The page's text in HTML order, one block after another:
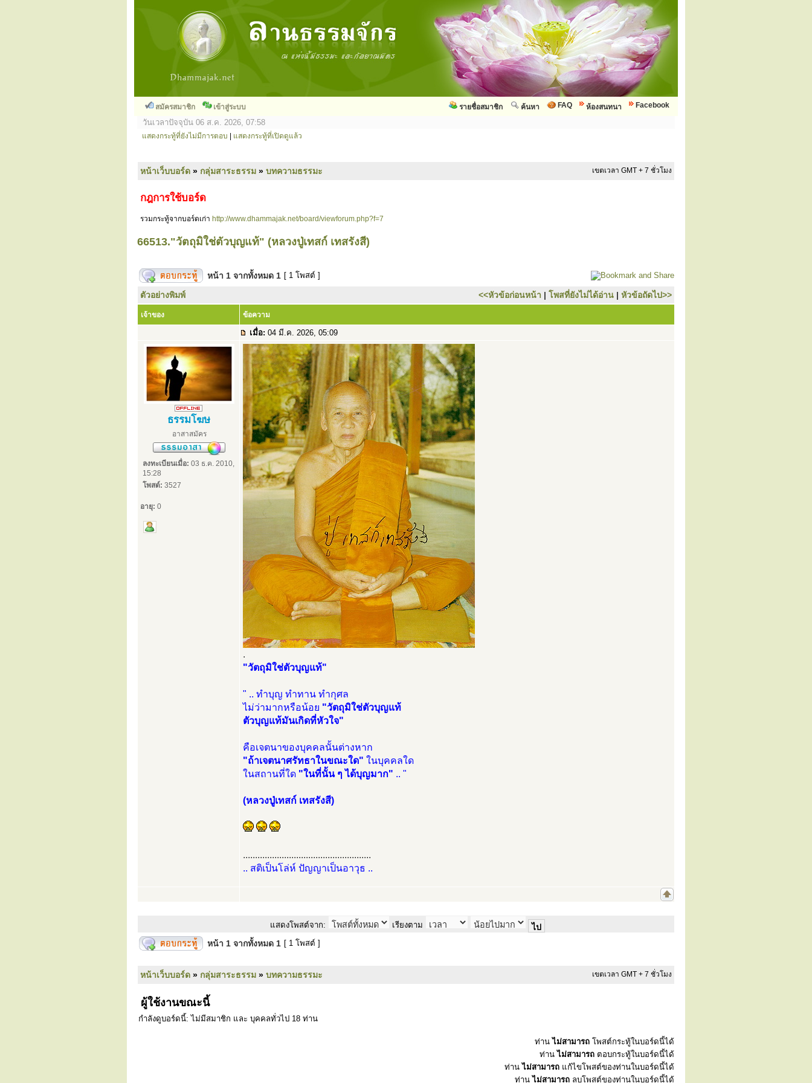
สมัครสมาชิก เข้าสู่ระบบ Facebook
ห้องสนทนา
FAQ
ค้นหา
รายชื่อสมาชิก
วันเวลาปัจจุบัน 06 ส.ค. 2026, 07:58
แสดงกระทู้ที่ยังไม่มีการตอบ แสดงกระทู้ที่เปิดดูแล้ว
หน้าเว็บบอร์ด » กลุ่มสาระธรรม » บทความธรรมะ เขตเวลา GMT + 7 ชั่วโมง
กฎการใช้บอร์ด
รวมกระทู้จากบอร์ดเก่า http://www.dhammajak.net/board/viewforum.php?f=7
66513."วัตถุมิใช่ตัวบุญแท้" (หลวงปู่เทสก์ เทสรังสี)
หน้า 1 จากทั้งหมด 1 [ 1 โพสต์ ]
ตัวอย่างพิมพ์ <<หัวข้อก่อนหน้า | โพสที่ยังไม่ได้อ่าน | หัวข้อถัดไป>>
เจ้าของ ข้อความ
เมื่อ: 04 มี.ค. 2026, 05:09
ธรรมโฆษ
อาสาสมัคร
ลงทะเบียนเมื่อ: 03 ธ.ค. 2010,
15:28
โพสต์: 3527
อายุ: 0
.
"วัตถุมิใช่ตัวบุญแท้"
" .. ทำบุญ ทำทาน ทำกุศล
ไม่ว่ามากหรือน้อย "วัตถุมิใช่ตัวบุญแท้
ตัวบุญแท้มันเกิดที่หัวใจ"
คือเจตนาของบุคคลนั้นต่างหาก
"ถ้าเจตนาศรัทธาในขณะใด" ในบุคคลใด
ในสถานที่ใด "ในที่นั้น ๆ ได้บุญมาก" .. "
(หลวงปู่เทสก์ เทสรังสี)
.....................................................
.. สติเป็นโล่ห์ ปัญญาเป็นอาวุธ ..
แสดงโพสต์จาก: เรียงตาม
หน้า 1 จากทั้งหมด 1 [ 1 โพสต์ ]
หน้าเว็บบอร์ด » กลุ่มสาระธรรม » บทความธรรมะ เขตเวลา GMT + 7 ชั่วโมง
ผู้ใช้งานขณะนี้
กำลังดูบอร์ดนี้: ไม่มีสมาชิก และ บุคคลทั่วไป 18 ท่าน
ท่านไม่สามารถ โพสต์กระทู้ในบอร์ดนี้ได้
ท่านไม่สามารถ ตอบกระทู้ในบอร์ดนี้ได้
ท่านไม่สามารถ แก้ไขโพสต์ของท่านในบอร์ดนี้ได้
ท่านไม่สามารถ ลบโพสต์ของท่านในบอร์ดนี้ได้